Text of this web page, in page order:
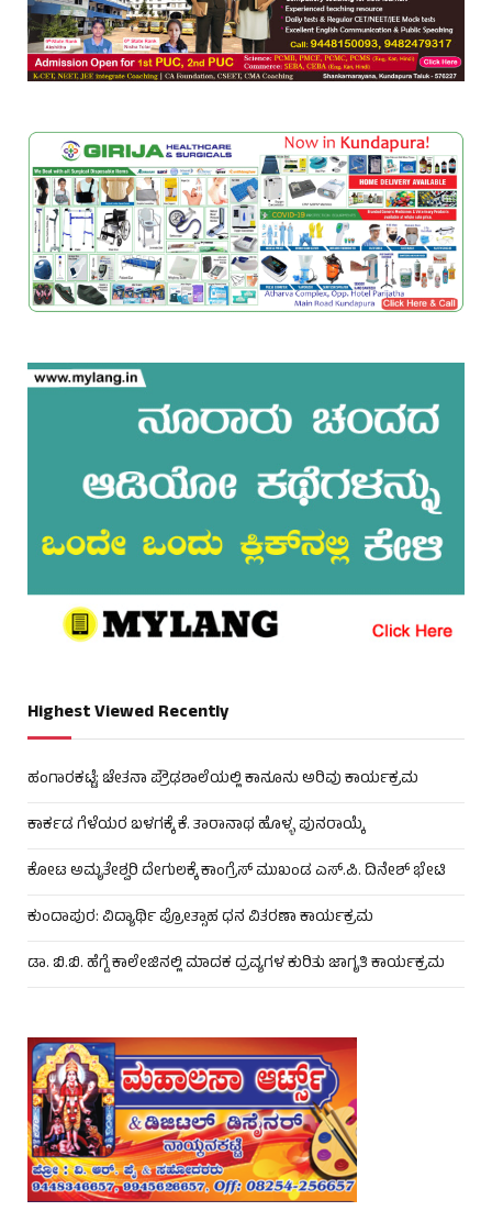
Highest Viewed Recently
ಹಂಗಾರಕಟ್ಟೆ: ಚೇತನಾ ಪ್ರೌಢಶಾಲೆಯಲ್ಲಿ ಕಾನೂನು ಅರಿವು ಕಾರ್ಯಕ್ರಮ
ಕಾರ್ಕಡ ಗೆಳೆಯರ ಬಳಗಕ್ಕೆ ಕೆ. ತಾರಾನಾಥ ಹೊಳ್ಳ ಪುನರಾಯ್ಕೆ
ಕೋಟ ಅಮೃತೇಶ್ವರಿ ದೇಗುಲಕ್ಕೆ ಕಾಂಗ್ರೆಸ್ ಮುಖಂಡ ಎಸ್.ಪಿ. ದಿನೇಶ್ ಭೇಟಿ
ಕುಂದಾಪುರ: ವಿದ್ಯಾರ್ಥಿ ಪ್ರೋತ್ಸಾಹ ಧನ ವಿತರಣಾ ಕಾರ್ಯಕ್ರಮ
ಡಾ. ಬಿ.ಬಿ. ಹೆಗ್ಡೆ ಕಾಲೇಜಿನಲ್ಲಿ ಮಾದಕ ದ್ರವ್ಯಗಳ ಕುರಿತು ಜಾಗೃತಿ ಕಾರ್ಯಕ್ರಮ